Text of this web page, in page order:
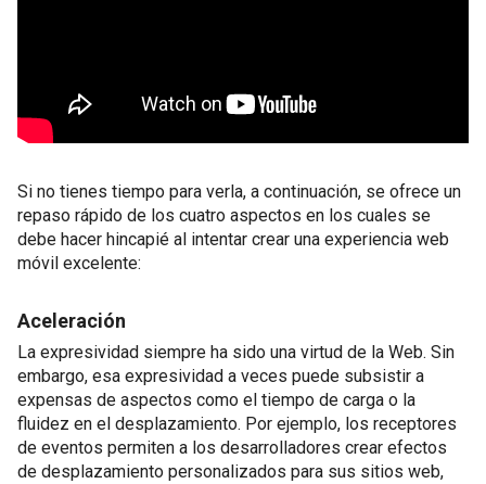
Si no tienes tiempo para verla, a continuación, se ofrece un
repaso rápido de los cuatro aspectos en los cuales se
debe hacer hincapié al intentar crear una experiencia web
móvil excelente:
Aceleración
La expresividad siempre ha sido una virtud de la Web. Sin
embargo, esa expresividad a veces puede subsistir a
expensas de aspectos como el tiempo de carga o la
fluidez en el desplazamiento. Por ejemplo, los receptores
de eventos permiten a los desarrolladores crear efectos
de desplazamiento personalizados para sus sitios web,